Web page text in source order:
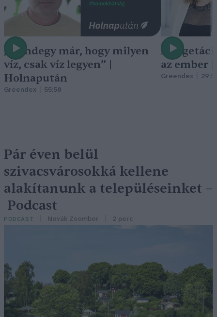
„Mindegy már, hogy milyen
víz, csak víz legyen” |
Holnapután
Greendex 55:58
A
az ember
Greendex
Pár éven belül
szivacsvárosokká kellene
alakítanunk a településeinket –
Podcast
PODCAST Novák Zsombor 2 perc